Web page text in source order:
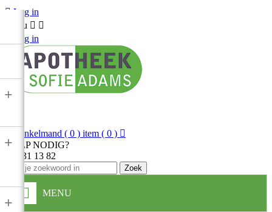
 Log in
Menu  
Log in
Winkelmand ( 0 ) item ( 0 ) 
HULP NODIG?
013 31 13 82
Zoek
MENU
+
+
+